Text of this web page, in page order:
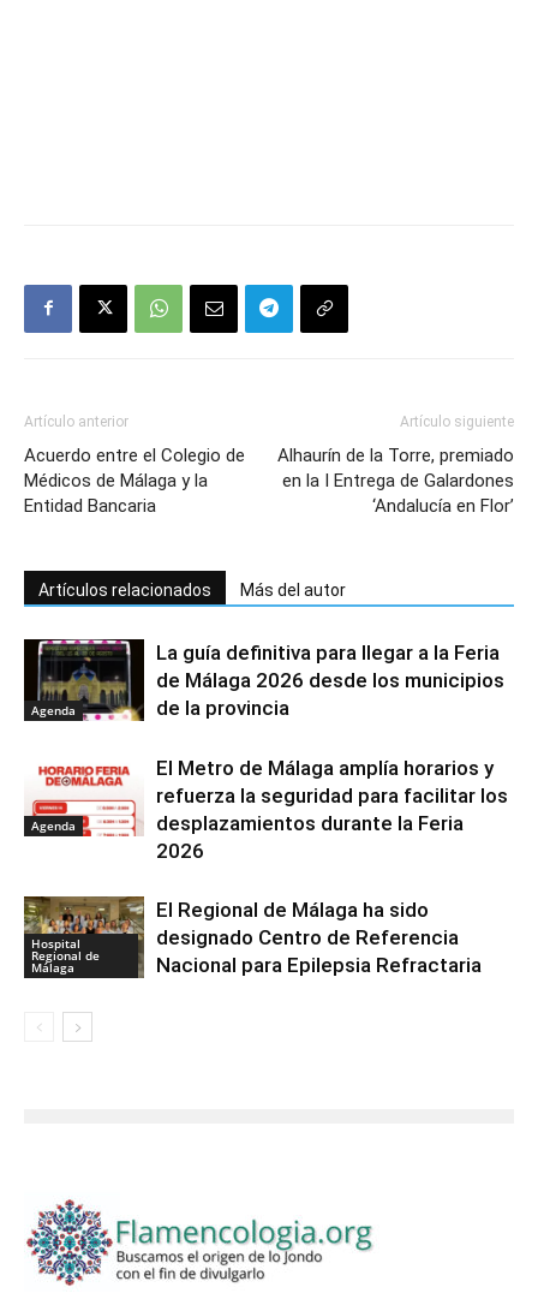
Artículo anterior
Acuerdo entre el Colegio de
Médicos de Málaga y la
Entidad Bancaria
Artículo siguiente
Alhaurín de la Torre, premiado
en la I Entrega de Galardones
‘Andalucía en Flor’
Artículos relacionados Más del autor
Agenda
La guía definitiva para llegar a la Feria
de Málaga 2026 desde los municipios
de la provincia
Agenda
El Metro de Málaga amplía horarios y
refuerza la seguridad para facilitar los
desplazamientos durante la Feria
2026
Hospital
Regional de
Málaga
El Regional de Málaga ha sido
designado Centro de Referencia
Nacional para Epilepsia Refractaria